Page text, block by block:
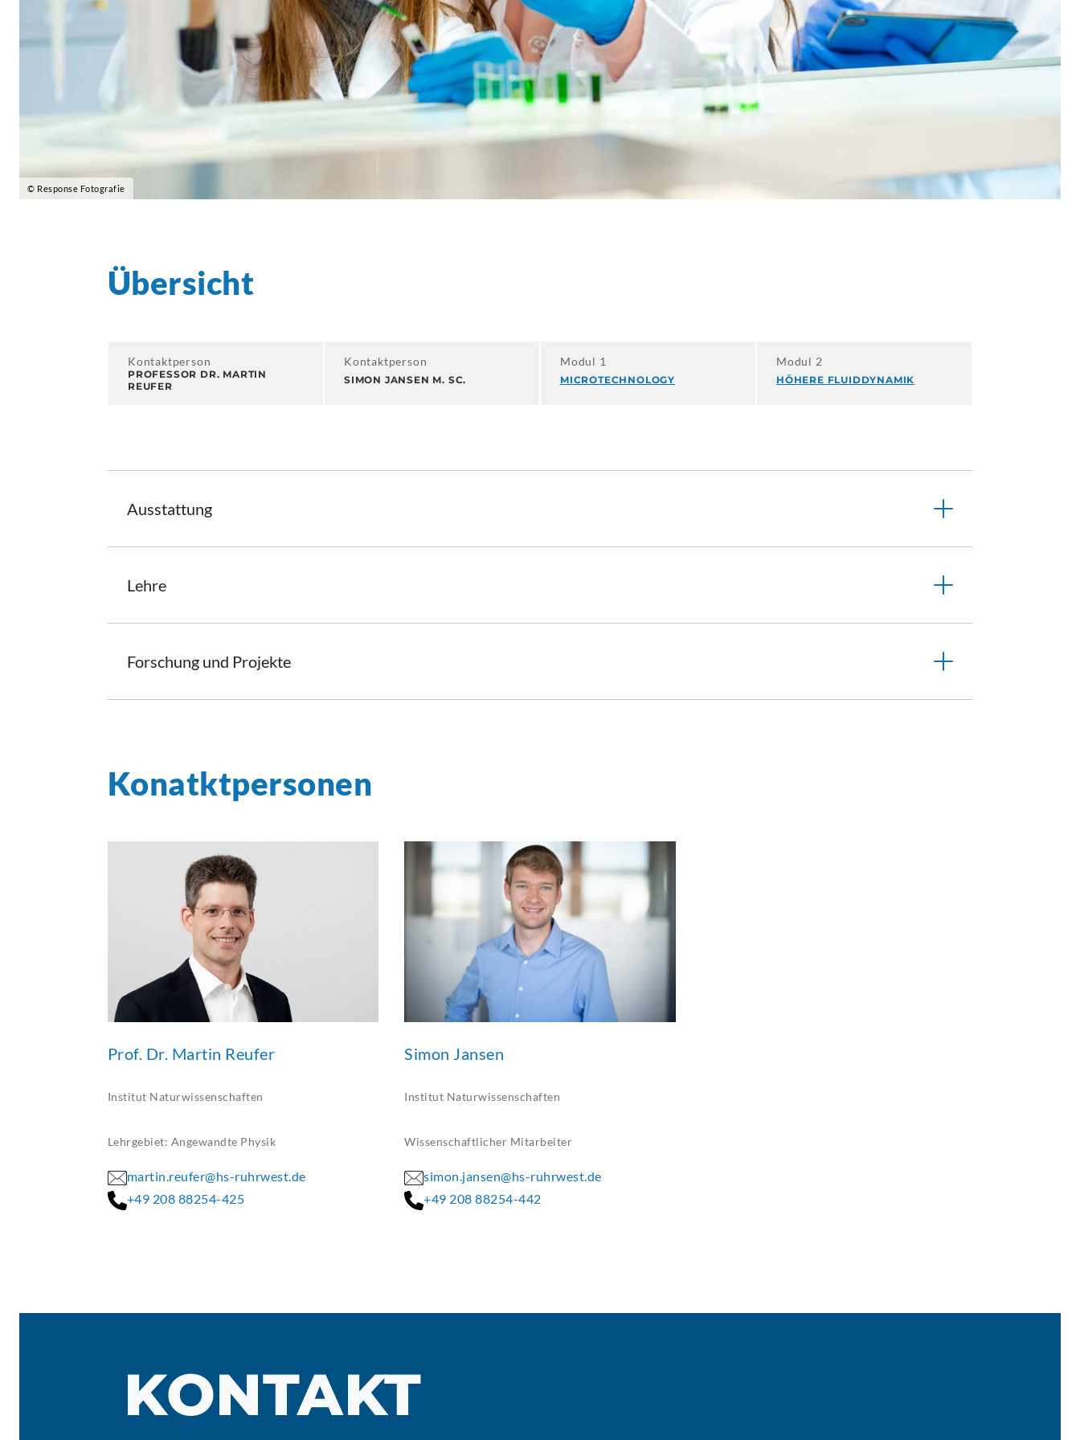
© Response Fotografie
Übersicht
Kontaktperson
PROFESSOR DR. MARTIN
REUFER
Kontaktperson
SIMON JANSEN M. SC.
Modul 1
MICROTECHNOLOGY
Modul 2
HÖHERE FLUIDDYNAMIK
Ausstattung
Lehre
Forschung und Projekte
Konatktpersonen
Prof. Dr. Martin Reufer
Institut Naturwissenschaften
Lehrgebiet: Angewandte Physik
martin.reufer@hs-ruhrwest.de
+49 208 88254-425
Simon Jansen
Institut Naturwissenschaften
Wissenschaftlicher Mitarbeiter
simon.jansen@hs-ruhrwest.de
+49 208 88254-442
KONTAKT